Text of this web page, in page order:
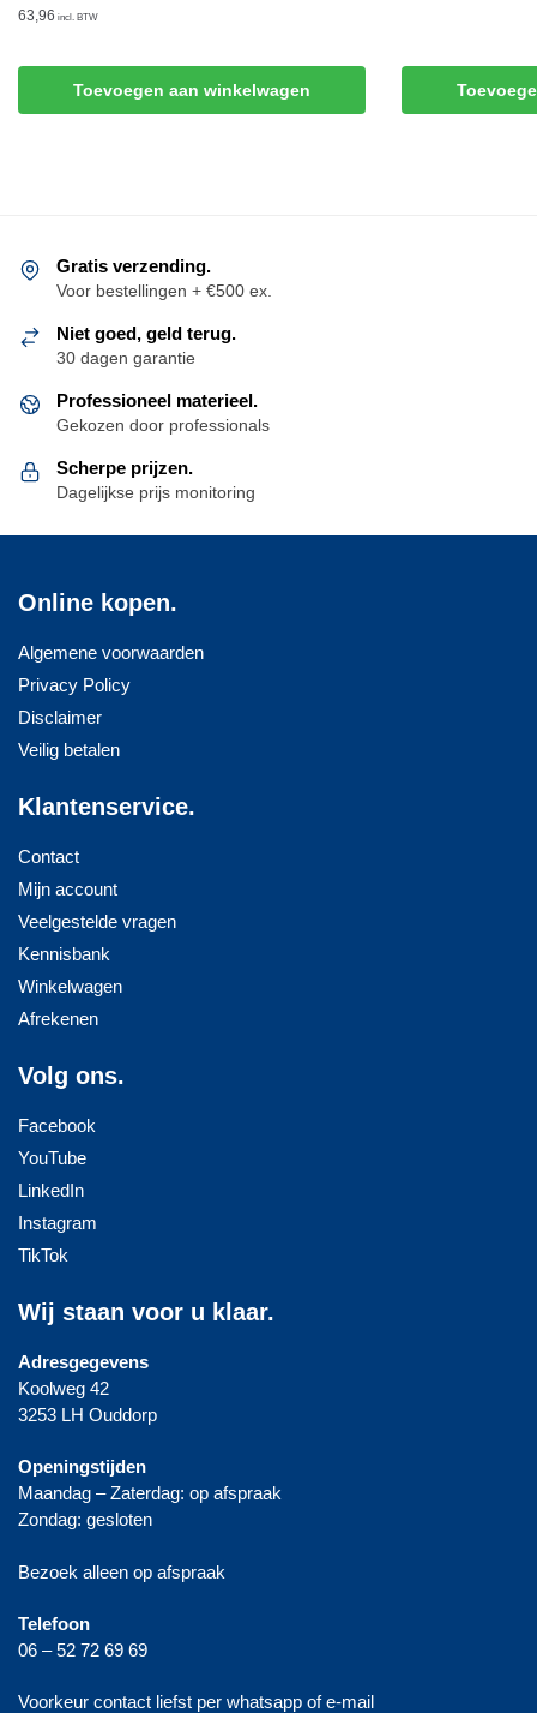
63,96 incl. BTW
Toevoegen aan winkelwagen
Gratis verzending.
Voor bestellingen + €500 ex.
Niet goed, geld terug.
30 dagen garantie
Professioneel materieel.
Gekozen door professionals
Scherpe prijzen.
Dagelijkse prijs monitoring
Online kopen.
Algemene voorwaarden
Privacy Policy
Disclaimer
Veilig betalen
Klantenservice.
Contact
Mijn account
Veelgestelde vragen
Kennisbank
Winkelwagen
Afrekenen
Volg ons.
Facebook
YouTube
LinkedIn
Instagram
TikTok
Wij staan voor u klaar.
Adresgegevens
Koolweg 42
3253 LH Ouddorp
Openingstijden
Maandag – Zaterdag: op afspraak
Zondag: gesloten
Bezoek alleen op afspraak
Telefoon
06 – 52 72 69 69
Voorkeur contact liefst per whatsapp of e-mail